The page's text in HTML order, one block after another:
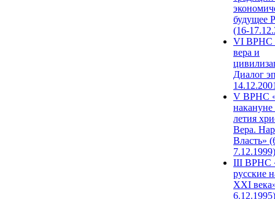
будущее
(16-
VI ВРНС
вера и
Диалог
V ВРНС
накануне
летия
Вера.
Власть»
7.12.1999)
III ВРНС
русские
XXI
6.12.1995)